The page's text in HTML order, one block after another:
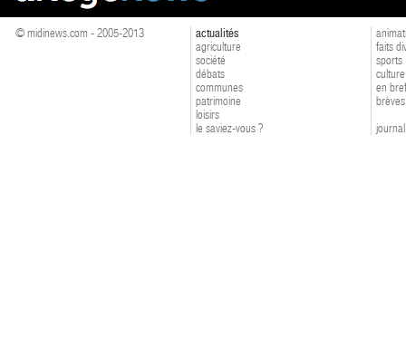
© midinews.com - 2005-2013
actualités
agriculture
société
débats
communes
patrimoine
loisirs
le saviez-vous ?
faits
sports
culture
en bref
brèves